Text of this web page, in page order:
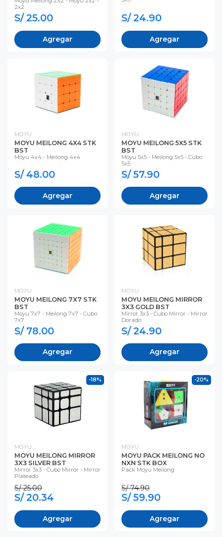
2x2
S/ 25.00
Agregar
S/ 24.90
Agregar
MOYU
MOYU MEILONG 4X4 STK
BST
Moyu 4x4 - Meilong 4x4
S/ 48.00
Agregar
MOYU
MOYU MEILONG 5X5 STK
BST
Moyu 5x5 - Meilong 5x5 - Cubo
5x5
S/ 57.90
Agregar
MOYU
MOYU MEILONG 7X7 STK
BST
Moyu 7x7 - Meilong 7x7 - Cubo
7x7
S/ 78.00
Agregar
MOYU
MOYU MEILONG MIRROR
3X3 GOLD BST
Mirror 3x3 - Cubo Mirror - Mirror
Dorado
S/ 24.90
Agregar
-18%
MOYU
MOYU MEILONG MIRROR
3X3 SILVER BST
Mirror 3x3 - Cubo Mirror - Mirror
Plateado
S/ 25.00
S/ 20.34
Agregar
-20%
MOYU
MOYU PACK MEILONG NO
NXN STK BOX
Pack Moyu Meilong
S/ 74.90
S/ 59.90
Agregar